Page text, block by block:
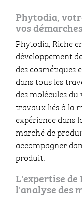
Phytodia,
vos
Phytodia, Riche
développement
des cosmétiques
dans tous les
des molécules
travaux liés à la
expérience dans
marché de
accompagner
produit.
L'expertise
l'analyse des